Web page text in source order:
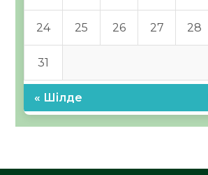
24 25 26 27 28
31
« Шілде